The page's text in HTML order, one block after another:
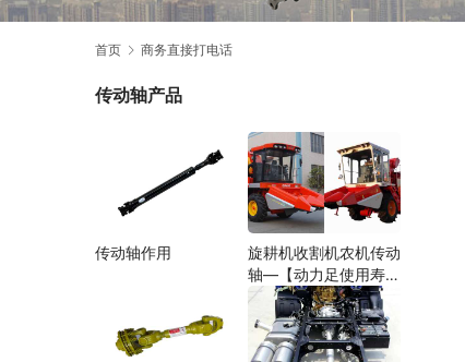
首页 商务直接打电话
传动轴产品
传动轴作用
旋耕机收割机农机传动
轴—【动力足使用寿命
久】